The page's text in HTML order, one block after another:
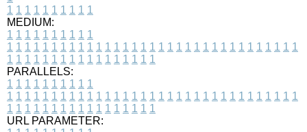
1 1 1 1 1 1 1 1 1 1
MEDIUM:
1 1 1 1 1 1 1 1 1 1
1 1 1 1 1 1 1 1 1 1 1 1 1 1 1 1 1 1 1 1 1 1 1 1 1 1 1 1 1 1 1 1 1
1 1 1 1 1 1 1 1 1 1 1 1 1 1 1 1 1
PARALLELS:
1 1 1 1 1 1 1 1 1 1
1 1 1 1 1 1 1 1 1 1 1 1 1 1 1 1 1 1 1 1 1 1 1 1 1 1 1 1 1 1 1 1 1
1 1 1 1 1 1 1 1 1 1 1 1 1 1 1 1 1
URL PARAMETER: